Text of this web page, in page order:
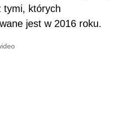
tymi, których
jest w 2016 roku.